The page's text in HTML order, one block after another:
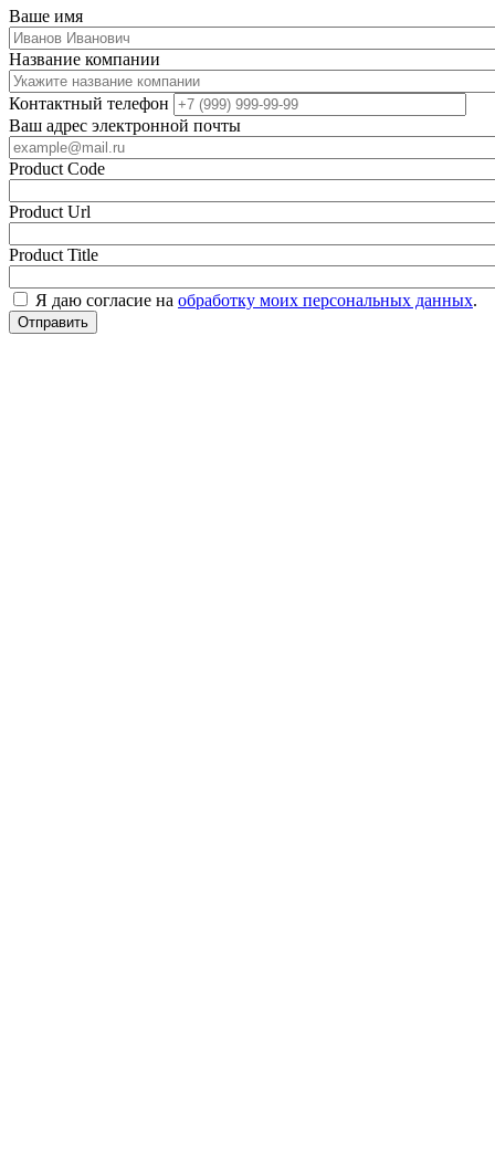
Ваше имя
Название компании
Контактный телефон
Ваш адрес электронной почты
Product Code
Product Url
Product Title
Я даю согласие на обработку моих персональных данных.
Отправить